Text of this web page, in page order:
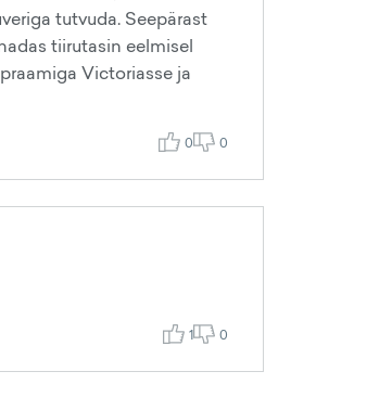
tutvuda. Seepärast
tiirutasin eelmisel
Victoriasse ja
0 0
1 0